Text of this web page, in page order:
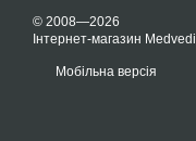
© 2008—2026
Інтернет-магазин Medvedi
Мобільна версія